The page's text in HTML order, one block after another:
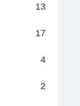
13
17
4
2